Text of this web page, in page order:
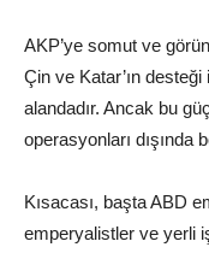
AKP’ye somut ve
Çin ve Katar’ın
alandadır. Ancak bu
operasyonları dışında
Kısacası, başta ABD
emperyalistler ve yerli